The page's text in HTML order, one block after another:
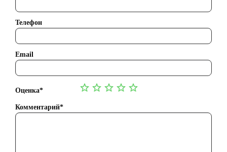
Телефон
Email
Оценка*
Комментарий*